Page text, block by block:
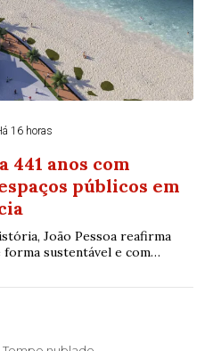
16 horas
441 anos com
públicos em
João Pessoa reafirma
forma sustentável e com